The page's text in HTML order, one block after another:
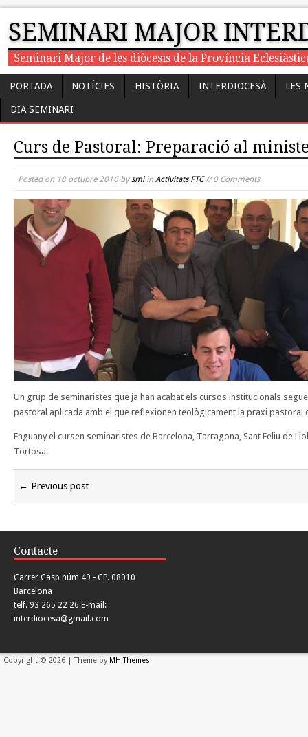
SEMINARI MAJOR
Seminari Major de les diòcesis de la Província
PORTADA NOTÍCIES HISTÒRIA INTERDIOCESÀ LES
DIA SEMINARI
Curs de Pastoral: Preparació al
Posted on 18 octubre 2016bysmiin Activitats FTC// 0 Comments
Un grup de seminaristes que ja han acabat els cursos institucionals
pastoral aplicada amb el que reflexionen teològicament la praxi pastoral
Enguany el cursen seminaristes de Barcelona, Tarragona, Sant Feliu de
Tortosa.
← Previous post
Contacte
Carrer Casp núm 49 - CP. 08010
Barcelona
telf. 93 265 22 26 E-mail:
interdiocesa@gmail.com
Copyright © 2026 | Theme by MH Themes